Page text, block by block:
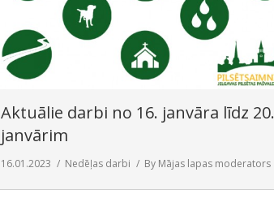
Aktuālie darbi no 16. janvāra līdz 20.
janvārim
16.01.2023 Nedēļas darbi By Mājas lapas moderators